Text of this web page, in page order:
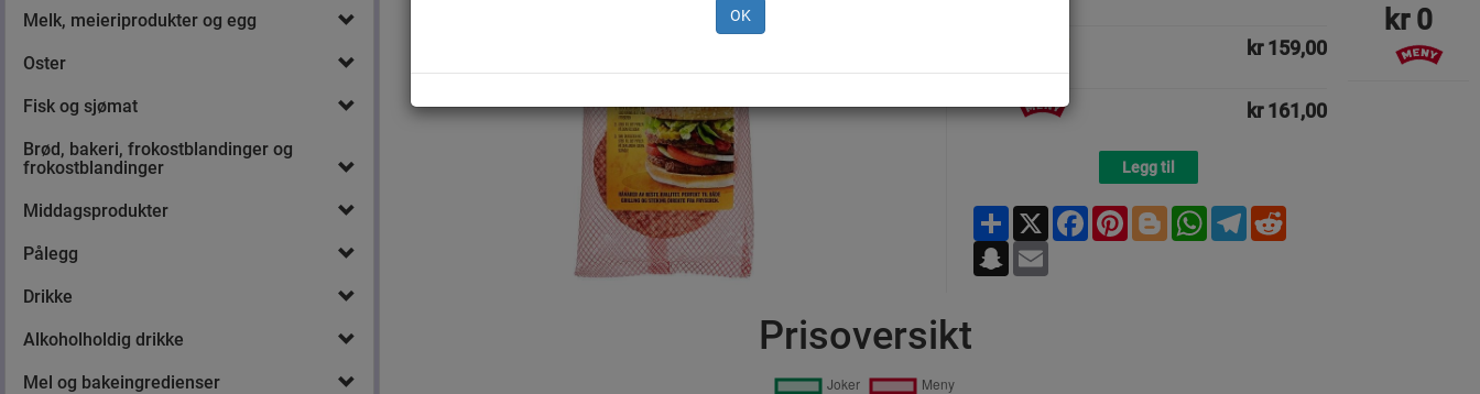
Melk, meieriprodukter og egg
Oster
Fisk og sjømat
Brød, bakeri, frokostblandinger og
frokostblandinger
Middagsprodukter
Pålegg
Drikke
Alkoholholdig drikke
Mel og bakeingredienser
kr 159,00
kr 161,00
Legg til
ShareX FacebookPinterestBloggerWhatsApp
TelegramReddit
Snapchat
Prisoversikt
kr 0
OK